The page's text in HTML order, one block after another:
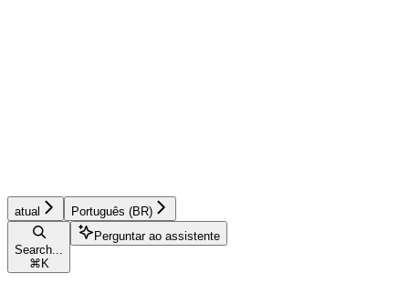
atual Português (BR)
Search...
⌘ K
Perguntar ao assistente